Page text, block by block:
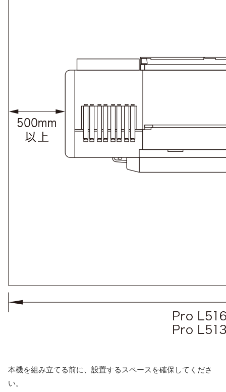
本機を組み立てる前に、設置するスペースを確保してくださ
い。